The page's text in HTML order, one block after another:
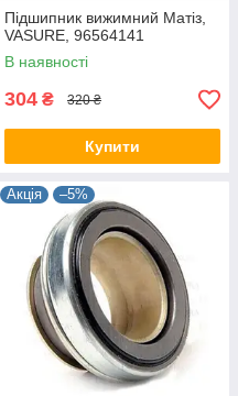
Підшипник вижимний Матіз,
VASURE, 96564141
В наявності
304 ₴ 320 ₴
Купити
Акція –5%